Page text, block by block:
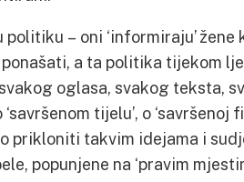
– oni ‘informiraju’ žene
a ta politika tijekom
oglasa, svakog teksta,
tijelu’, o ‘savršenoj
prikloniti takvim idejama i
popunjene na ‘pravim